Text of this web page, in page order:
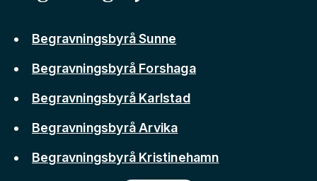
Begravningsbyrå Sunne
Begravningsbyrå Forshaga
Begravningsbyrå Karlstad
Begravningsbyrå Arvika
Begravningsbyrå Kristinehamn